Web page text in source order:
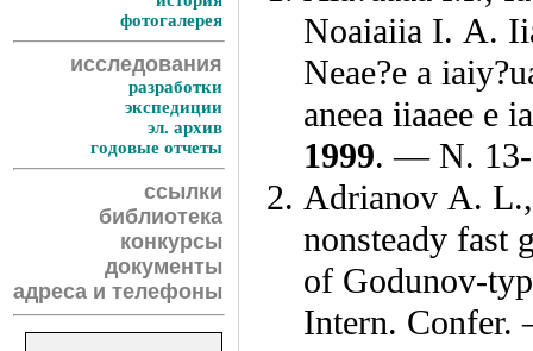
фотогалерея
исследования
разработки
экспедиции
эл. архив
годовые отчеты
ссылки
библиотека
конкурсы
документы
адреса и телефоны
Noaiaiia I. A.
Neae?e a
aneea iiaaee e
1999. — N.
Adrianov A. L.,
nonsteady fast
of Godunov-
Intern.